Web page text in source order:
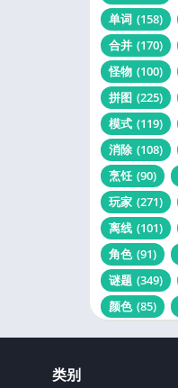
单词 (158)
合并 (170)
怪物 (100)
拼图 (225)
模式 (119)
消除 (108)
烹饪 (90)
玩家 (271)
离线 (101)
角色 (91)
谜题 (349)
颜色 (85)
类别